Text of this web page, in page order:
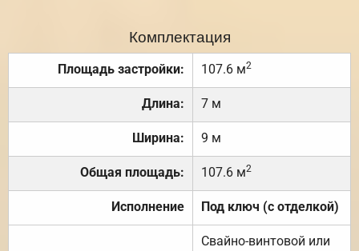
Комплектация
Площадь застройки: 107.6 м2
Длина: 7 м
Ширина: 9 м
Общая площадь: 107.6 м2
Исполнение Под ключ (с отделкой)
Свайно-винтовой или